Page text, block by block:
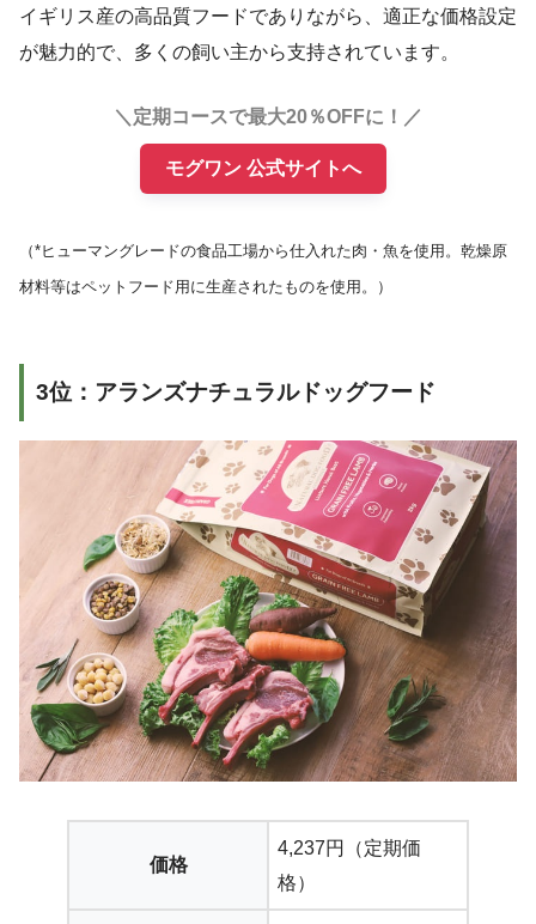
イギリス産の高品質フードでありながら、適正な価格設定
が魅力的で、多くの飼い主から支持されています。
＼定期コースで最大20％OFFに！／
モグワン 公式サイトへ
（*ヒューマングレードの食品工場から仕入れた肉・魚を使用。乾燥原
材料等はペットフード用に生産されたものを使用。）
3位：アランズナチュラルドッグフード
価格
4,237円（定期価
格）